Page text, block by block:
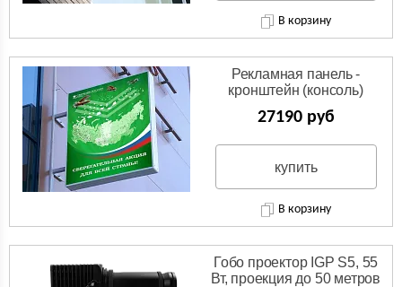
В корзину
Рекламная панель -
кронштейн (консоль)
27190 руб
купить
В корзину
Гобо проектор IGP S5, 55
Вт, проекция до 50 метров